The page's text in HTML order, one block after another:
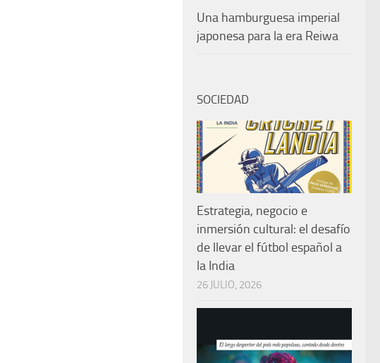
Una hamburguesa imperial
japonesa para la era Reiwa
SOCIEDAD
Estrategia, negocio e
inmersión cultural: el desafío
de llevar el fútbol español a
la India
26 JULIO, 2026